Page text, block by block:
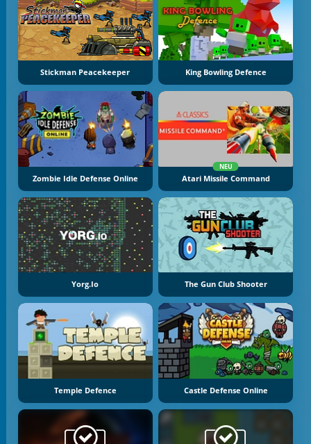
Stickman Peacekeeper King Bowling Defence
Zombie Idle Defense Online
NEU
Atari Missile Command
Yorg.io The Gun Club Shooter
Temple Defence Castle Defense Online